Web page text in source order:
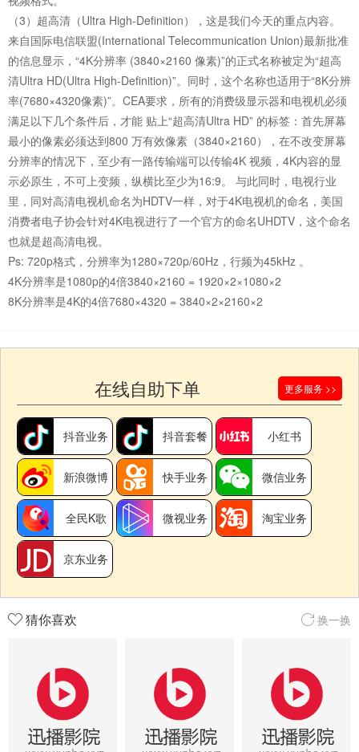
（3）超高清（Ultra High-Definition），这是我们今天的重点内容。
来自国际电信联盟(International Telecommunication Union)最新批准
的信息显示，“4K分辨率 (3840×2160 像素)”的正式名称被定为“超高
清Ultra HD(Ultra High-Definition)”。同时，这个名称也适用于“8K分辨
率(7680×4320像素)”。CEA要求，所有的消费级显示器和电视机必须
满足以下几个条件后，才能 贴上“超高清Ultra HD” 的标签：首先屏幕
最小的像素必须达到800 万有效像素（3840×2160），在不改变屏幕
分辨率的情况下，至少有一路传输端可以传输4K 视频，4K内容的显
示必原生，不可上变频，纵横比至少为16:9。 与此同时，电视行业
里，同对高清电视机命名为HDTV一样，对于4K电视机的命名，美国
消费者电子协会针对4K电视进行了一个官方的命名UHDTV，这个命名
也就是超高清电视。
Ps: 720p格式，分辨率为1280×720p/60Hz，行频为45kHz 。
4K分辨率是1080p的4倍3840×2160 = 1920×2×1080×2
8K分辨率是4K的4倍7680×4320 = 3840×2×2160×2
在线自助下单 更多服务 >>
抖音业务 抖音套餐 小红书
新浪微博 快手业务 微信业务
全民K歌 微视业务 淘宝业务
京东业务
换一换
猜你喜欢